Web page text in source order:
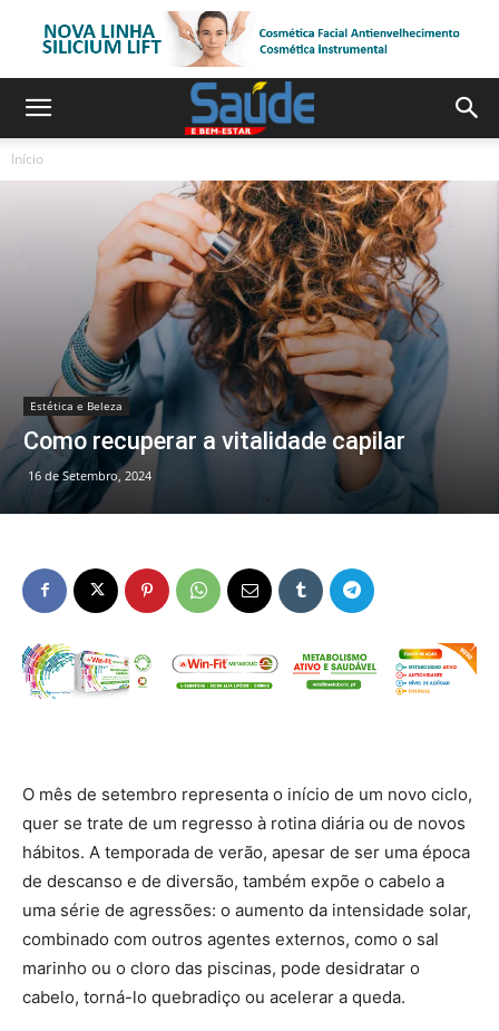
Início
Estética e Beleza
Como recuperar a vitalidade capilar
16 de Setembro, 2024
O mês de setembro representa o início de um novo ciclo,
quer se trate de um regresso à rotina diária ou de novos
hábitos. A temporada de verão, apesar de ser uma época
de descanso e de diversão, também expõe o cabelo a
uma série de agressões: o aumento da intensidade solar,
combinado com outros agentes externos, como o sal
marinho ou o cloro das piscinas, pode desidratar o
cabelo, torná-lo quebradiço ou acelerar a queda.